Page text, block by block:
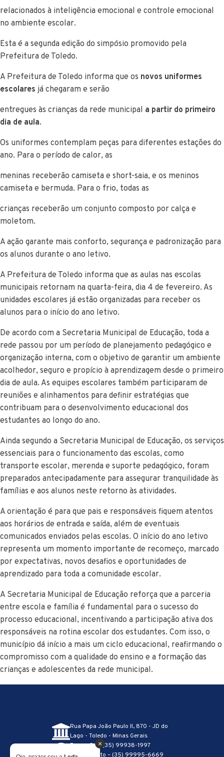
relacionados à inteligência emocional e controle emocional
no ambiente escolar.
Esta é a segunda edição do simpósio promovido pela
Prefeitura de Toledo.
A Prefeitura de Toledo informa que os novos uniformes
escolares já chegaram e serão
entregues às crianças da rede municipal a partir do primeiro
dia de aula.
Os uniformes contemplam peças para diferentes estações do
ano. Para o período de calor, as
meninas receberão camiseta e short-saia, e os meninos
camiseta e bermuda. Para o frio, todas as
crianças receberão um conjunto composto por calça e
moletom.
A ação garante mais conforto, segurança e padronização para
os alunos durante o ano letivo.
A Prefeitura de Toledo informa que as aulas nas escolas
municipais retornam na quarta-feira, dia 4 de fevereiro. As
unidades escolares já estão organizadas para receber os
alunos para o início do ano letivo.
De acordo com a Secretaria Municipal de Educação, toda a
rede passou por um período de planejamento pedagógico e
organização interna, com o objetivo de garantir um ambiente
acolhedor, seguro e propício à aprendizagem desde o primeiro
dia de aula. As equipes escolares também participaram de
reuniões e alinhamentos para definir estratégias que
contribuam para o desenvolvimento educacional dos
estudantes ao longo do ano.
Ainda segundo a Secretaria Municipal de Educação, os serviços
essenciais para o funcionamento das escolas, como
transporte escolar, merenda e suporte pedagógico, foram
preparados antecipadamente para assegurar tranquilidade às
famílias e aos alunos neste retorno às atividades.
A orientação é para que pais e responsáveis fiquem atentos
aos horários de entrada e saída, além de eventuais
comunicados enviados pelas escolas. O início do ano letivo
representa um momento importante de recomeço, marcado
por expectativas, novos desafios e oportunidades de
aprendizado para toda a comunidade escolar.
A Secretaria Municipal de Educação reforça que a parceria
entre escola e família é fundamental para o sucesso do
processo educacional, incentivando a participação ativa dos
responsáveis na rotina escolar dos estudantes. Com isso, o
município dá início a mais um ciclo educacional, reafirmando o
compromisso com a qualidade do ensino e a formação das
crianças e adolescentes da rede municipal.
Rua Papa João Paulo II, 870 - JD do
Lago - Toledo - Minas Gerais
Recepção – (35) 99938-1997
Atendimento – (35) 99995-6669
×